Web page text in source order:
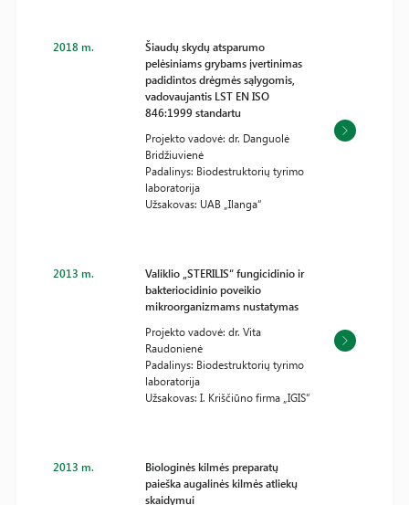
2018 m.
Šiaudų skydų atsparumo
pelėsiniams grybams įvertinimas
padidintos drėgmės sąlygomis,
vadovaujantis LST EN ISO
846:1999 standartu
Projekto vadovė: dr. Danguolė
Bridžiuvienė
Padalinys: Biodestruktorių tyrimo
laboratorija
Užsakovas: UAB „Ilanga“
2013 m.
Valiklio „STERILIS“ fungicidinio ir
bakteriocidinio poveikio
mikroorganizmams nustatymas
Projekto vadovė: dr. Vita
Raudonienė
Padalinys: Biodestruktorių tyrimo
laboratorija
Užsakovas: I. Kriščiūno firma „IGIS“
2013 m.
Biologinės kilmės preparatų
paieška augalinės kilmės atliekų
skaidymui